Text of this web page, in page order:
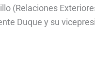
(Relaciones
Duque y su